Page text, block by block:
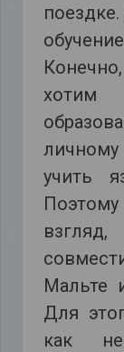
хотим
учить
Мальте
Для
как